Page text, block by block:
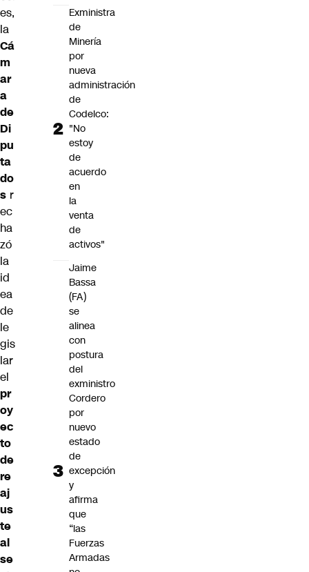
es,
la
Cá
m
ar
a
de
Di
pu
ta
do
s r
ec
ha
zó
la
id
ea
de
le
gis
lar
el
pr
oy
ec
to
de
re
aj
us
te
al
se
Exministra
de
Minería
por
nueva
administración
de
Codelco:
"No
estoy
de
acuerdo
en
la
venta
de
activos"
Jaime
Bassa
(FA)
se
alinea
con
postura
del
exministro
Cordero
por
nuevo
estado
de
excepción
y
afirma
que
“las
Fuerzas
Armadas